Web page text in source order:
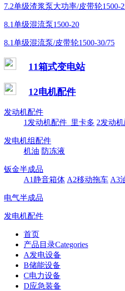
7.2单级渣浆泵大功率/皮带轮1500-
8.1单级混流泵1500-20
8.1单级混流泵/皮带轮1500-30/75
11箱式变电站
12电机配件
发动机配件
1发动机配件_里卡多 2发动
发电机组配件
机油 防冻液
钣金半成品
A1静音箱体 A2移动拖车 A3
电气半成品
发电机配件
首页
产品目录Categories
A发电设备
B储能设备
C电力设备
D应急装备